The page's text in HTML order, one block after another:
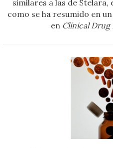
similares a las de
como se ha resumido en
en Clinical Drug